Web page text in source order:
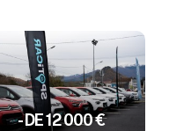
- DE 12 000 €